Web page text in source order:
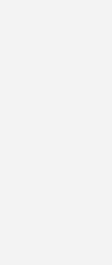
dem SBZ
von uns
gebündelt und
einverstanden, über
Abmeldung ist
finden Sie